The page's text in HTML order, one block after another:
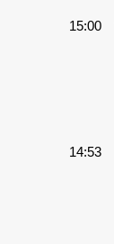
15:00
14:53